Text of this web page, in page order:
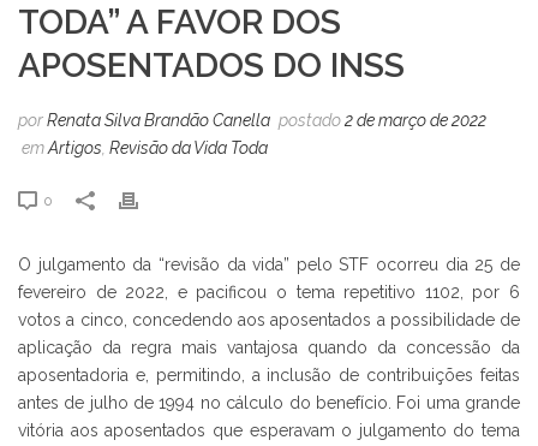
TODA” A FAVOR DOS
APOSENTADOS DO INSS
porRenata Silva Brandão Canella postado2 de março de 2022
emArtigos Revisão da Vida Toda
0
O julgamento da “revisão da vida” pelo STF ocorreu dia 25 de
fevereiro de 2022, e pacificou o tema repetitivo 1102, por 6
votos a cinco, concedendo aos aposentados a possibilidade de
aplicação da regra mais vantajosa quando da concessão da
aposentadoria e, permitindo, a inclusão de contribuições feitas
antes de julho de 1994 no cálculo do benefício. Foi uma grande
vitória aos aposentados que esperavam o julgamento do tema